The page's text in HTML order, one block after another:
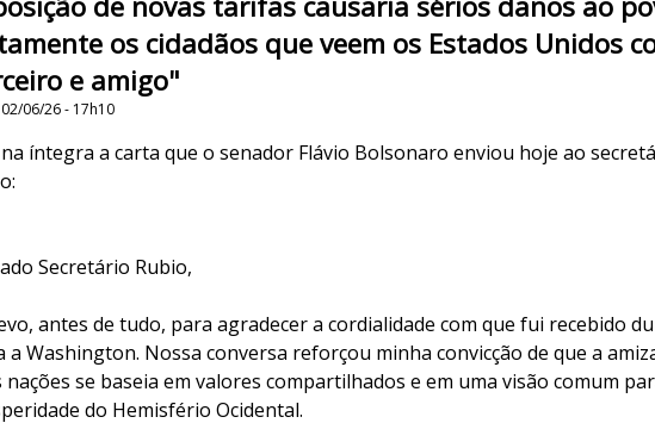
os cidadãos que veem os Estados Unidos
e amigo"
06/26 - 17h10
íntegra a carta que o senador Flávio Bolsonaro enviou hoje ao
Secretário Rubio,
antes de tudo, para agradecer a cordialidade com que fui recebido
a Washington. Nossa conversa reforçou minha convicção de que a
nações se baseia em valores compartilhados e em uma visão comum
do Hemisfério Ocidental.